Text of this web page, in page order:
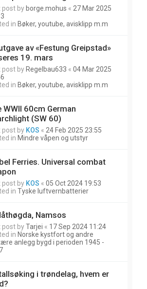
post by borge.mohus « 27 Mar 2025
in Bøker, youtube, avisklipp m.m
av «Festung Greipstad»
19. mars
post by Regelbau633 « 04 Mar 2025
in Bøker, youtube, avisklipp m.m
WWII 60cm German
(SW 60)
post by KOS « 24 Feb 2025 23:55
in Mindre våpen og utstyr
Ferries. Universal combat
post by KOS « 05 Oct 2024 19:53
in Tyske luftvernbatterier
Namsos
post byTarjei « 17 Sep 2024 11:24
in Norske kystfort og andre
anlegg bygd i perioden 1945 -
i trøndelag, hvem er